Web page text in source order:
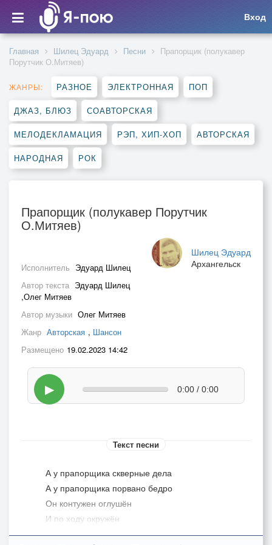
Вход
Главная Шилец Эдуард Песни
Прапорщик (полукавер
Порутчик О.Митяев)
ЖАНРЫ: РАЗНОЕ ЭЛЕКТРОННАЯ ПОП
ДЖАЗ, БЛЮЗ СОАВТОРСКАЯ
МЕЛОДЕКЛАМАЦИЯ РЭП, ХИП-ХОП АВТОРСКАЯ
НАРОДНАЯ РОК
Прапорщик (полукавер Порутчик
О.Митяев)
Шилец Эдуард
Архангельск
Исполнитель Эдуард Шилец
Автор текста Эдуард Шилец
,Олег Митяев
Автор музыки Олег Митяев
Жанр Авторская , Шансон
Размещено 19.02.2023 14:42
▶ 0:00 / 0:00
Текст песни
А у прапорщика скверные дела
А у прапорщика порвано бедро
Он контужен оглушён
И по ходу окружён
И всё кончено похоже для него